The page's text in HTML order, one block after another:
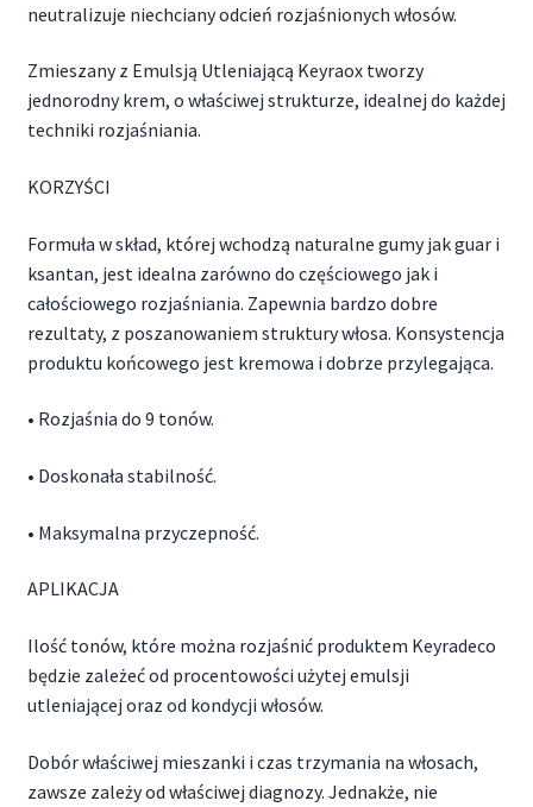
neutralizuje niechciany odcień rozjaśnionych włosów.
Zmieszany z Emulsją Utleniającą Keyraox tworzy
jednorodny krem, o właściwej strukturze, idealnej do każdej
techniki rozjaśniania.
KORZYŚCI
Formuła w skład, której wchodzą naturalne gumy jak guar i
ksantan, jest idealna zarówno do częściowego jak i
całościowego rozjaśniania. Zapewnia bardzo dobre
rezultaty, z poszanowaniem struktury włosa. Konsystencja
produktu końcowego jest kremowa i dobrze przylegająca.
• Rozjaśnia do 9 tonów.
• Doskonała stabilność.
• Maksymalna przyczepność.
APLIKACJA
Ilość tonów, które można rozjaśnić produktem Keyradeco
będzie zależeć od procentowości użytej emulsji
utleniającej oraz od kondycji włosów.
Dobór właściwej mieszanki i czas trzymania na włosach,
zawsze zależy od właściwej diagnozy. Jednakże, nie